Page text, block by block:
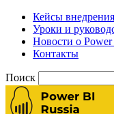
Кейсы внедрения
Уроки и
Новости о
Контакты
Поиск